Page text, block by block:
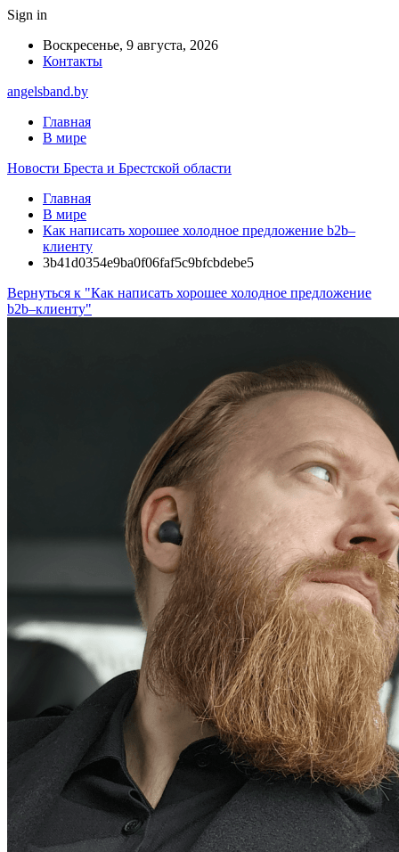
Sign in
Воскресенье, 9 августа, 2026
Контакты
angelsband.by
Главная
В мире
Новости Бреста и Брестской области
Главная
В мире
Как написать хорошее холодное предложение b2b–
клиенту
3b41d0354e9ba0f06faf5c9bfcbdebe5
Вернуться к "Как написать хорошее холодное предложение
b2b–клиенту"